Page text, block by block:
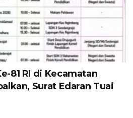
81 RI di Kecamatan
Surat Edaran Tuai